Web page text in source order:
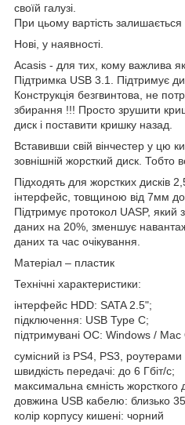
своїй галузі.
При цьому вартість залишається
Нові, у наявності.
Acasis - для тих, кому важлива
Підтримка USB 3.1. Підтримує
Конструкція безгвинтова, не
збирання !!! Просто зрушити
диск і поставити кришку назад.
Вставивши свій вінчестер у цю
зовнішній жорсткий диск. Тобто
Підходять для жорстких дисків
інтерфейс, товщиною від 7мм
Підтримує протокол UASP, який
даних на 20%, зменшує
даних та час очікування.
Матеріал – пластик
Технічні характеристики:
інтерфейс HDD: SATA 2.5";
підключення: USB Type C;
підтримувані ОС: Windows /
сумісний із PS4, PS3, роутерами
швидкість передачі: до 6 Гбіт/с;
максимальна ємність жорсткого
довжина USB кабелю: близько
колір корпусу кишені: чорний